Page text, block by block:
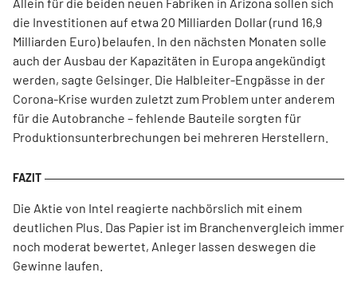
die Investitionen auf etwa 20 Milliarden Dollar (rund 16,9
Milliarden Euro) belaufen. In den nächsten Monaten solle
auch der Ausbau der Kapazitäten in Europa angekündigt
werden, sagte Gelsinger. Die Halbleiter-Engpässe in der
Corona-Krise wurden zuletzt zum Problem unter anderem
für die Autobranche – fehlende Bauteile sorgten für
Produktionsunterbrechungen bei mehreren Herstellern.
Die Aktie von Intel reagierte nachbörslich mit einem
deutlichen Plus. Das Papier ist im Branchenvergleich immer
noch moderat bewertet, Anleger lassen deswegen die
Gewinne laufen.